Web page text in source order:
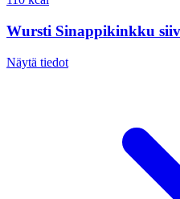
Wursti Sinappikinkku
Näytä tiedot